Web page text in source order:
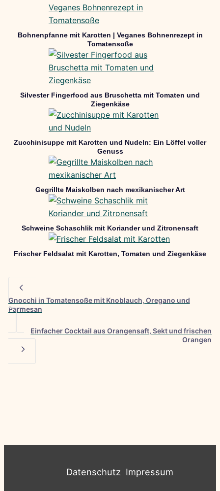
Bohnenpfanne mit Karotten | Veganes Bohnenrezept in
Tomatensoße
Silvester Fingerfood aus Bruschetta mit Tomaten und
Ziegenkäse
Zucchinisuppe mit Karotten und Nudeln: Ein Löffel voller
Genuss
Gegrillte Maiskolben nach mexikanischer Art
Schweine Schaschlik mit Koriander und Zitronensaft
Frischer Feldsalat mit Karotten, Tomaten und Ziegenkäse
Gnocchi in Tomatensoße mit Knoblauch, Oregano und
Parmesan
Einfacher Cocktail aus Orangensaft, Sekt und frischen
Orangen
Datenschutz Impressum